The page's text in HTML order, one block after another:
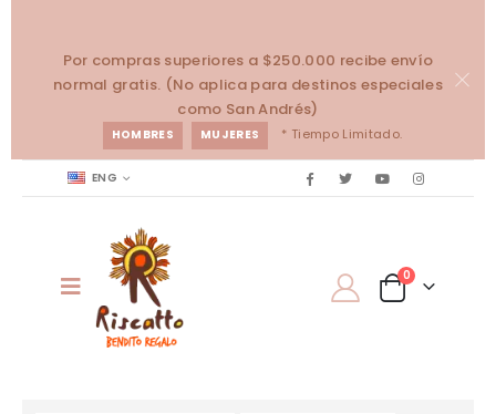
Por compras superiores a $250.000 recibe envío
normal gratis. (No aplica para destinos especiales
como San Andrés)
HOMBRES MUJERES * Tiempo Limitado.
ENG
0